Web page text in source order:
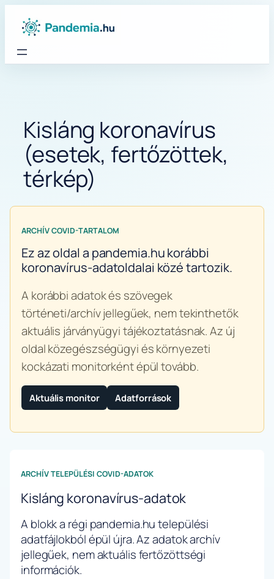
Kisláng koronavírus
(esetek, fertőzöttek,
térkép)
ARCHÍV COVID-TARTALOM
Ez az oldal a pandemia.hu korábbi
koronavírus-adatoldalai közé tartozik.
A korábbi adatok és szövegek
történeti/archív jellegűek, nem tekinthetők
aktuális járványügyi tájékoztatásnak. Az új
oldal közegészségügyi és környezeti
kockázati monitorként épül tovább.
Aktuális monitor Adatforrások
ARCHÍV TELEPÜLÉSI COVID-ADATOK
Kisláng koronavírus-adatok
A blokk a régi pandemia.hu települési
adatfájlokból épül újra. Az adatok archív
jellegűek, nem aktuális fertőzöttségi
információk.